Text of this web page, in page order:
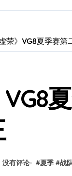
简设计，高效之选
星Galaxy S26，
：三星Galaxy
虚荣》VG8夏季赛
VG8
没有评论 #夏季 #战